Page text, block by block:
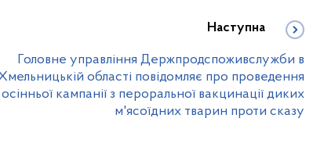
Наступна
Головне управління Держпродспоживслужби в
області повідомляє про проведення
осінньої кампанії з пероральної вакцинації диких
м'ясоїдних тварин проти сказу